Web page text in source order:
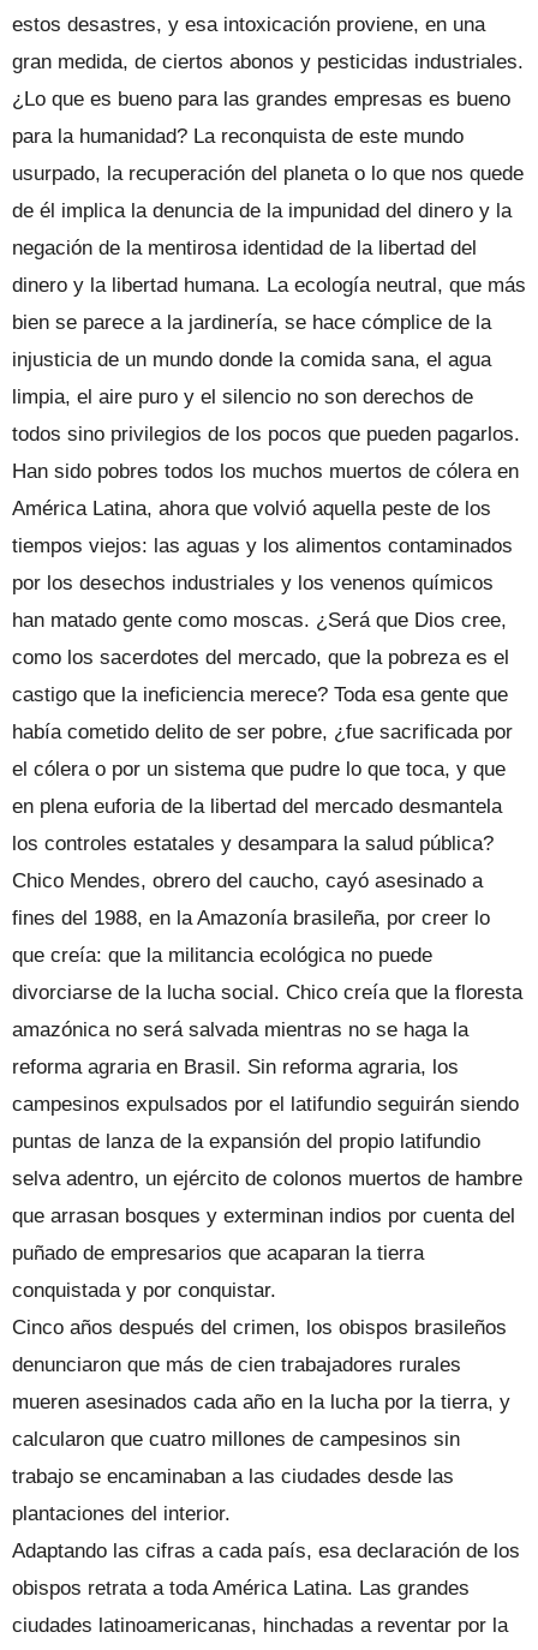
estos desastres, y esa intoxicación proviene, en una
gran medida, de ciertos abonos y pesticidas industriales.
¿Lo que es bueno para las grandes empresas es bueno
para la humanidad? La reconquista de este mundo
usurpado, la recuperación del planeta o lo que nos quede
de él implica la denuncia de la impunidad del dinero y la
negación de la mentirosa identidad de la libertad del
dinero y la libertad humana. La ecología neutral, que más
bien se parece a la jardinería, se hace cómplice de la
injusticia de un mundo donde la comida sana, el agua
limpia, el aire puro y el silencio no son derechos de
todos sino privilegios de los pocos que pueden pagarlos.
Han sido pobres todos los muchos muertos de cólera en
América Latina, ahora que volvió aquella peste de los
tiempos viejos: las aguas y los alimentos contaminados
por los desechos industriales y los venenos químicos
han matado gente como moscas. ¿Será que Dios cree,
como los sacerdotes del mercado, que la pobreza es el
castigo que la ineficiencia merece? Toda esa gente que
había cometido delito de ser pobre, ¿fue sacrificada por
el cólera o por un sistema que pudre lo que toca, y que
en plena euforia de la libertad del mercado desmantela
los controles estatales y desampara la salud pública?
Chico Mendes, obrero del caucho, cayó asesinado a
fines del 1988, en la Amazonía brasileña, por creer lo
que creía: que la militancia ecológica no puede
divorciarse de la lucha social. Chico creía que la floresta
amazónica no será salvada mientras no se haga la
reforma agraria en Brasil. Sin reforma agraria, los
campesinos expulsados por el latifundio seguirán siendo
puntas de lanza de la expansión del propio latifundio
selva adentro, un ejército de colonos muertos de hambre
que arrasan bosques y exterminan indios por cuenta del
puñado de empresarios que acaparan la tierra
conquistada y por conquistar.
Cinco años después del crimen, los obispos brasileños
denunciaron que más de cien trabajadores rurales
mueren asesinados cada año en la lucha por la tierra, y
calcularon que cuatro millones de campesinos sin
trabajo se encaminaban a las ciudades desde las
plantaciones del interior.
Adaptando las cifras a cada país, esa declaración de los
obispos retrata a toda América Latina. Las grandes
ciudades latinoamericanas, hinchadas a reventar por la